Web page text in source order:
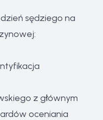
sędziego na
z głównym
oceniania